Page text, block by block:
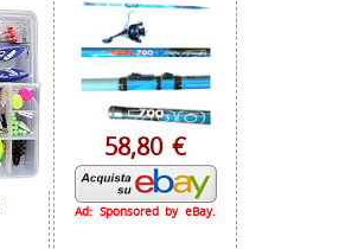
58,80 €
Ad: Sponsored by eBay.